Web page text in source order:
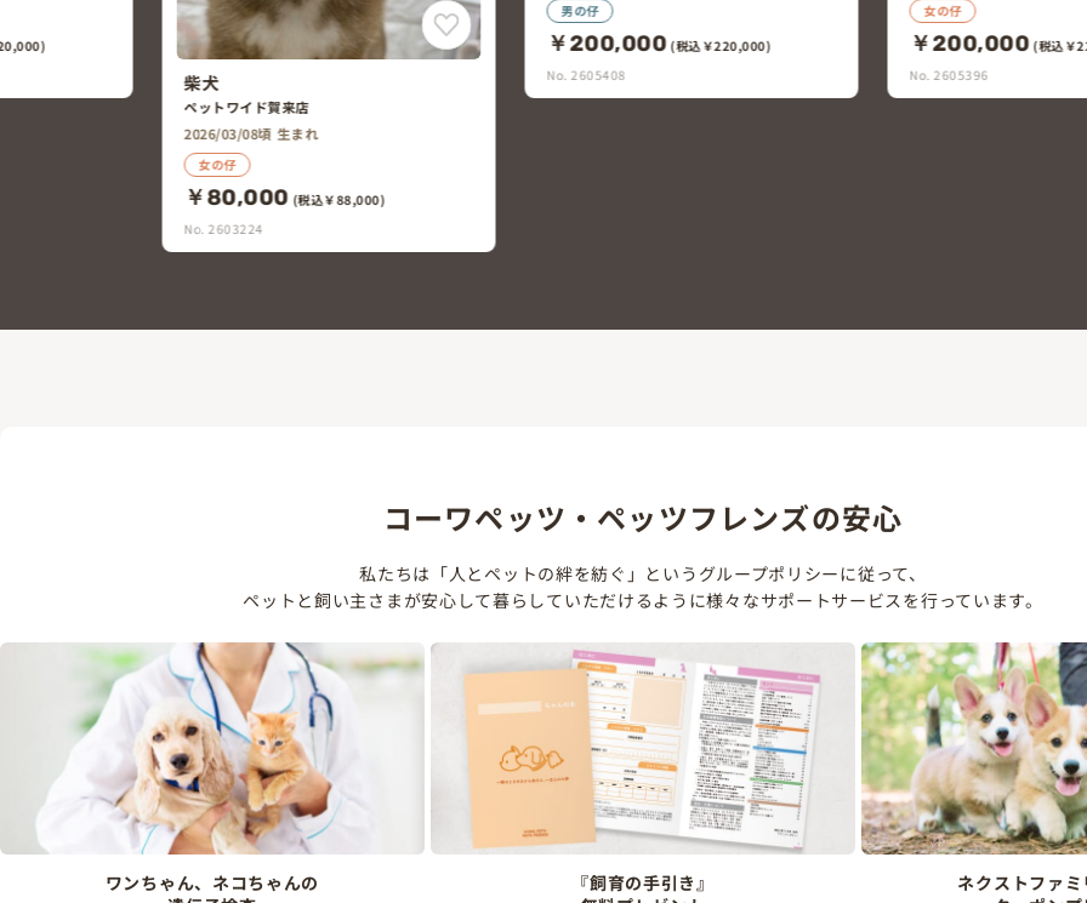
男の仔
￥200,000
(税込￥220,000)
No. 2605408
女の仔
￥200,000 (税込￥220,000)
No. 2605396
女の仔
￥200,000 (税込￥
No. 2605357
コーワペッツ・ペッツフレンズの安心
私たちは「人とペットの絆を紡ぐ」というグループポリシーに従って、
ペットと飼い主さまが安心して暮らしていただけるように様々なサポートサービスを行っています。
ワンちゃん、ネコちゃんの
『飼育の手引き』
ネクストファ